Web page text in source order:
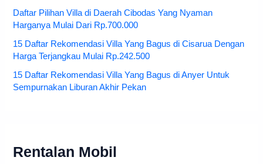
Daftar Pilihan Villa di Daerah Cibodas Yang Nyaman
Harganya Mulai Dari Rp.700.000
15 Daftar Rekomendasi Villa Yang Bagus di Cisarua Dengan
Harga Terjangkau Mulai Rp.242.500
15 Daftar Rekomendasi Villa Yang Bagus di Anyer Untuk
Sempurnakan Liburan Akhir Pekan
Rentalan Mobil